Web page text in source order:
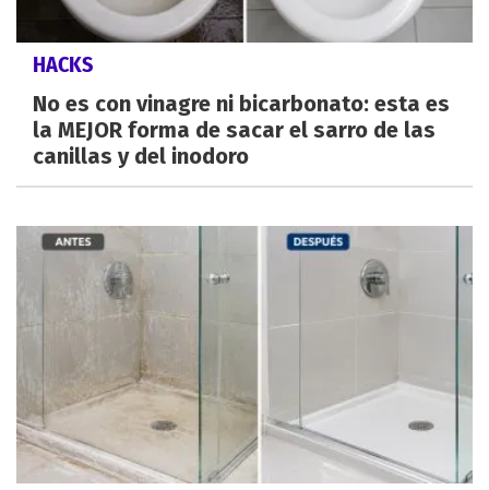
HACKS
No es con vinagre ni bicarbonato: esta es
la MEJOR forma de sacar el sarro de las
canillas y del inodoro